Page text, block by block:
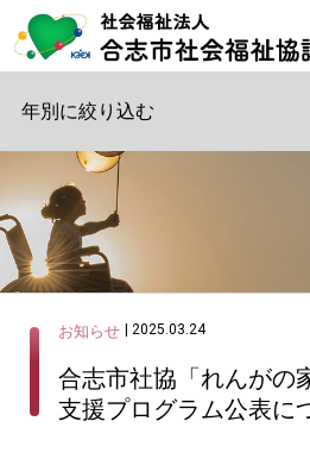
年別に絞り込む
お知らせ | 2025.03.24
合志市社協「れんがの
支援プログラム公表に